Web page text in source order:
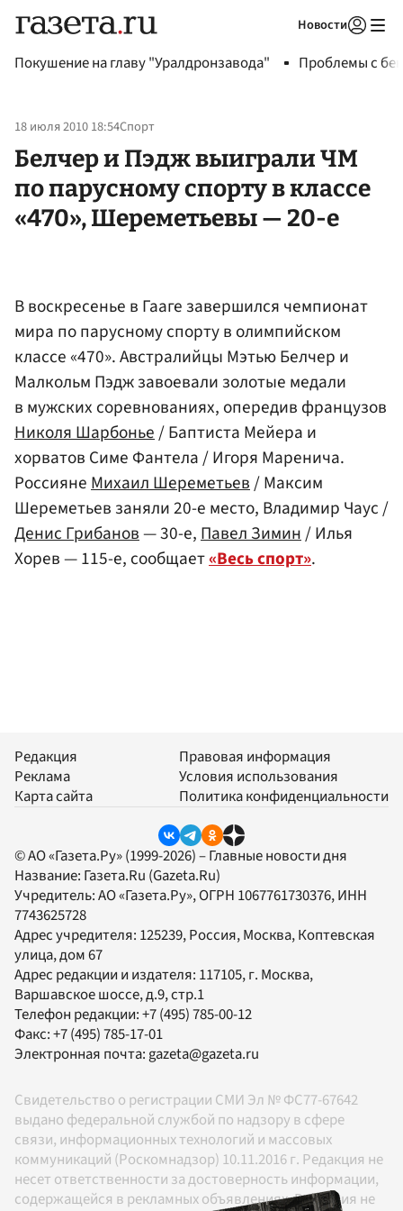
Новости
Покушение на главу "Уралдронзавода" Проблемы с
18 июля 2010 18:54Спорт
Белчер и Пэдж выиграли ЧМ
по парусному спорту в классе
«470», Шереметьевы — 20-е
В воскресенье в Гааге завершился чемпионат
мира по парусному спорту в олимпийском
классе «470». Австралийцы Мэтью Белчер и
Малкольм Пэдж завоевали золотые медали
в мужских соревнованиях, опередив французов
Николя Шарбонье/ Баптиста Мейера и
хорватов Симе Фантела / Игоря Маренича.
РоссиянеМихаил Шереметьев/ Максим
Шереметьев заняли 20-е место, Владимир Чаус /
Денис Грибанов— 30-е,Павел Зимин/ Илья
Хорев — 115-е, сообщает«Весь спорт».
Редакция
Реклама
Карта сайта
Правовая информация
Условия использования
Политика конфиденциальности
© АО «Газета.Ру» (1999-2026) – Главные новости дня
Название: Газета.Ru (Gazeta.Ru)
Учредитель:АО «Газета.Ру», ОГРН 1067761730376, ИНН
7743625728
Адрес учредителя: 125239, Россия, Москва, Коптевская
улица, дом 67
Адрес редакции и издателя: 117105, г. Москва,
Варшавское шоссе, д.9, стр.1
Телефон редакции:+7 (495) 785-00-12
Факс:+7 (495) 785-17-01
Электронная почта:gazeta@gazeta.ru
Свидетельство о регистрации СМИ Эл № ФС77-67642
выдано федеральной службой по надзору в сфере
связи, информационных технологий и массовых
коммуникаций (Роскомнадзор) 10.11.2016 г. Редакция не
несет ответственности за достоверность информации,
содержащейся в рекламных объявлениях. Редакция не